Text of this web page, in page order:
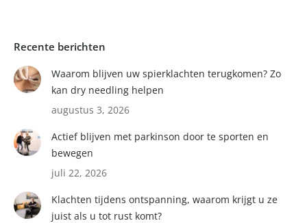
Recente berichten
Waarom blijven uw spierklachten terugkomen? Zo
kan dry needling helpen
augustus 3, 2026
Actief blijven met parkinson door te sporten en
bewegen
juli 22, 2026
Klachten tijdens ontspanning, waarom krijgt u ze
juist als u tot rust komt?